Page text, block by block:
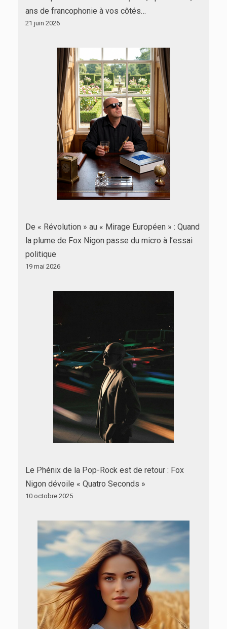
ans de francophonie à vos côtés…
21 juin 2026
De « Révolution » au « Mirage Européen » : Quand
la plume de Fox Nigon passe du micro à l’essai
politique
19 mai 2026
Le Phénix de la Pop-Rock est de retour : Fox
Nigon dévoile « Quatro Seconds »
10 octobre 2025